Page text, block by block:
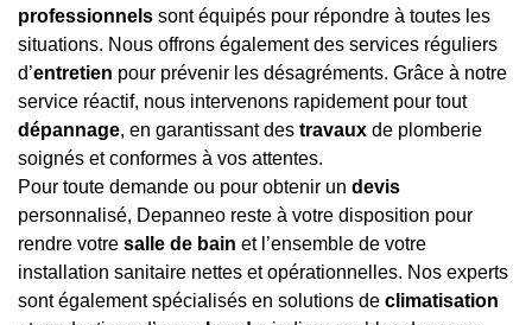
professionnels sont équipés pour répondre à toutes les
situations. Nous offrons également des services réguliers
d’entretien pour prévenir les désagréments. Grâce à notre
service réactif, nous intervenons rapidement pour tout
dépannage, en garantissant des travaux de plomberie
soignés et conformes à vos attentes.
Pour toute demande ou pour obtenir un devis
personnalisé, Depanneo reste à votre disposition pour
rendre votre salle de bain et l’ensemble de votre
installation sanitaire nettes et opérationnelles. Nos experts
sont également spécialisés en solutions de climatisation